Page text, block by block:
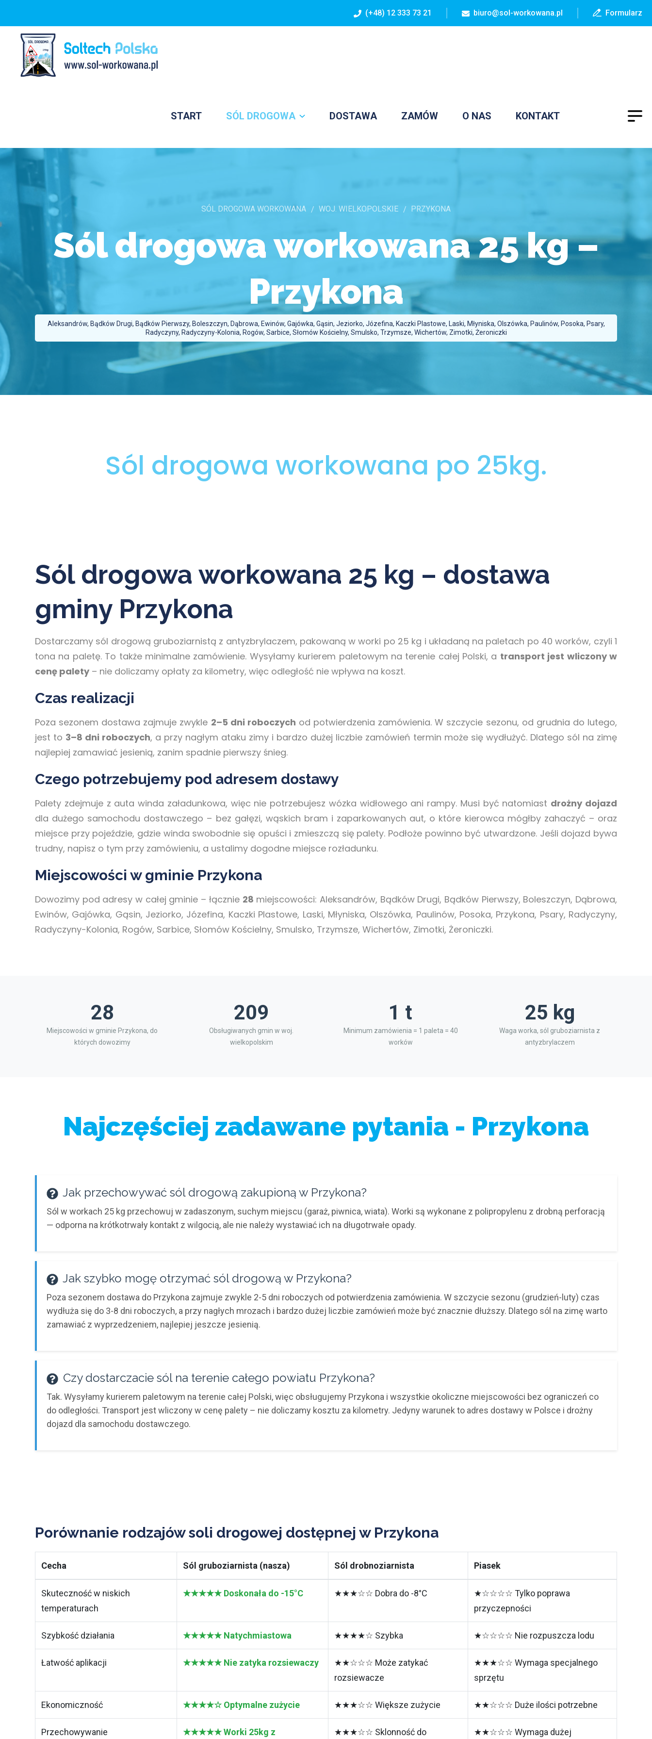
(+48) 12 333 73 21 biuro@sol-workowana.pl Formularz
START SÓL DROGOWA DOSTAWA ZAMÓW O NAS KONTAKT
SÓL DROGOWA WORKOWANA WOJ. WIELKOPOLSKIE PRZYKONA
Sól drogowa workowana 25 kg –
Przykona
Aleksandrów, Bądków Drugi, Bądków Pierwszy, Boleszczyn, Dąbrowa, Ewinów, Gajówka, Gąsin, Jeziorko, Józefina, Kaczki Plastowe, Laski, Młyniska, Olszówka, Paulinów, Posoka, Psary,
Radyczyny, Radyczyny-Kolonia, Rogów, Sarbice, Słomów Kościelny, Smulsko, Trzymsze, Wichertów, Zimotki, Żeroniczki
Sól drogowa workowana po 25kg.
Sól drogowa workowana 25 kg – dostawa
gminy Przykona
Dostarczamy sól drogową gruboziarnistą z antyzbrylaczem, pakowaną w worki po 25 kg i układaną na paletach po 40 worków, czyli 1
tona na paletę. To także minimalne zamówienie. Wysyłamy kurierem paletowym na terenie całej Polski, a transport jest wliczony w
cenę palety – nie doliczamy opłaty za kilometry, więc odległość nie wpływa na koszt.
Czas realizacji
Poza sezonem dostawa zajmuje zwykle 2–5 dni roboczych od potwierdzenia zamówienia. W szczycie sezonu, od grudnia do lutego,
jest to 3–8 dni roboczych, a przy nagłym ataku zimy i bardzo dużej liczbie zamówień termin może się wydłużyć. Dlatego sól na zimę
najlepiej zamawiać jesienią, zanim spadnie pierwszy śnieg.
Czego potrzebujemy pod adresem dostawy
Palety zdejmuje z auta winda załadunkowa, więc nie potrzebujesz wózka widłowego ani rampy. Musi być natomiast drożny dojazd
dla dużego samochodu dostawczego – bez gałęzi, wąskich bram i zaparkowanych aut, o które kierowca mógłby zahaczyć – oraz
miejsce przy pojeździe, gdzie winda swobodnie się opuści i zmieszczą się palety. Podłoże powinno być utwardzone. Jeśli dojazd bywa
trudny, napisz o tym przy zamówieniu, a ustalimy dogodne miejsce rozładunku.
Miejscowości w gminie Przykona
Dowozimy pod adresy w całej gminie – łącznie 28 miejscowości: Aleksandrów, Bądków Drugi, Bądków Pierwszy, Boleszczyn, Dąbrowa,
Ewinów, Gajówka, Gąsin, Jeziorko, Józefina, Kaczki Plastowe, Laski, Młyniska, Olszówka, Paulinów, Posoka, Przykona, Psary, Radyczyny,
Radyczyny-Kolonia, Rogów, Sarbice, Słomów Kościelny, Smulsko, Trzymsze, Wichertów, Zimotki, Żeroniczki.
28
Miejscowości w gminie Przykona, do
których dowozimy
209
Obsługiwanych gmin w woj.
wielkopolskim
1 t
Minimum zamówienia = 1 paleta = 40
worków
25 kg
Waga worka, sól gruboziarnista z
antyzbrylaczem
Najczęściej zadawane pytania - Przykona
Jak przechowywać sól drogową zakupioną w Przykona?
Sól w workach 25 kg przechowuj w zadaszonym, suchym miejscu (garaż, piwnica, wiata). Worki są wykonane z polipropylenu z drobną perforacją
— odporna na krótkotrwały kontakt z wilgocią, ale nie należy wystawiać ich na długotrwałe opady.
Jak szybko mogę otrzymać sól drogową w Przykona?
Poza sezonem dostawa do Przykona zajmuje zwykle 2-5 dni roboczych od potwierdzenia zamówienia. W szczycie sezonu (grudzień-luty) czas
wydłuża się do 3-8 dni roboczych, a przy nagłych mrozach i bardzo dużej liczbie zamówień może być znacznie dłuższy. Dlatego sól na zimę warto
zamawiać z wyprzedzeniem, najlepiej jeszcze jesienią.
Czy dostarczacie sól na terenie całego powiatu Przykona?
Tak. Wysyłamy kurierem paletowym na terenie całej Polski, więc obsługujemy Przykona i wszystkie okoliczne miejscowości bez ograniczeń co
do odległości. Transport jest wliczony w cenę palety – nie doliczamy kosztu za kilometry. Jedyny warunek to adres dostawy w Polsce i drożny
dojazd dla samochodu dostawczego.
Porównanie rodzajów soli drogowej dostępnej w Przykona
Cecha Sól gruboziarnista (nasza) Sól drobnoziarnista Piasek
Skuteczność w niskich
temperaturach
★★★★★ Doskonała do -15°C ★★★☆☆ Dobra do -8°C
★☆☆☆☆ Tylko poprawa
przyczepności
Szybkość działania ★★★★★ Natychmiastowa ★★★★☆ Szybka ★☆☆☆☆ Nie rozpuszcza lodu
Łatwość aplikacji ★★★★★ Nie zatyka rozsiewaczy
★★☆☆☆ Może zatykać
rozsiewacze
★★★☆☆ Wymaga specjalnego
sprzętu
Ekonomiczność ★★★★☆ Optymalne zużycie ★★★☆☆ Większe zużycie ★★☆☆☆ Duże ilości potrzebne
Przechowywanie ★★★★★ Worki 25kg z ★★★☆☆ Sklonność do ★★☆☆☆ Wymaga dużej